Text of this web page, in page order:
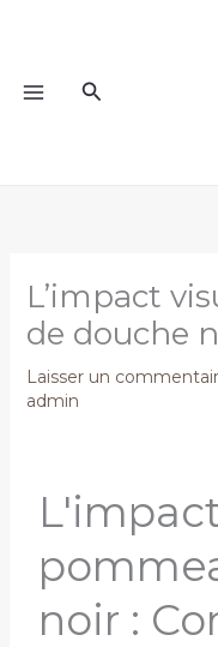
Rechercher
L’impact
de douche
Laisser un
admin
noir :